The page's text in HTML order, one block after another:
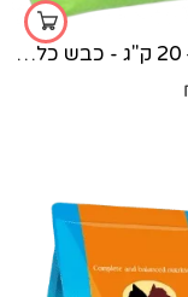
מאמינט - 20 ק"ג - כבש כלב בוגרים